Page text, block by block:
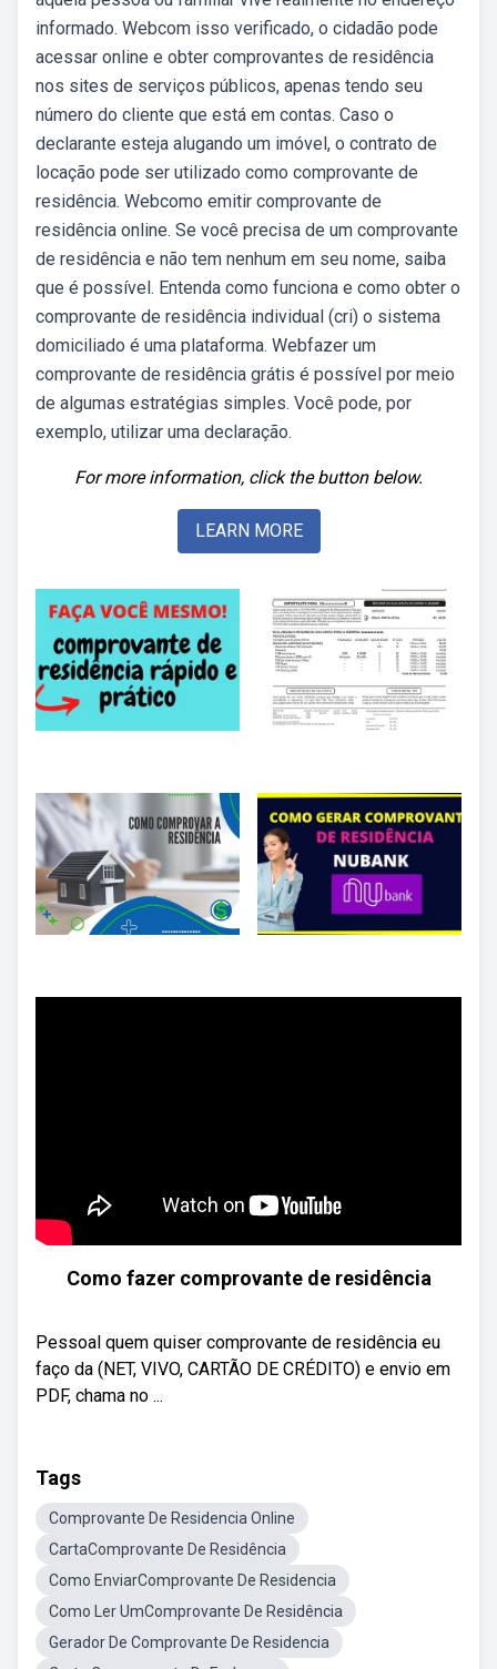
informado. Webcom isso verificado, o cidadão pode
acessar online e obter comprovantes de residência
nos sites de serviços públicos, apenas tendo seu
número do cliente que está em contas. Caso o
declarante esteja alugando um imóvel, o contrato de
locação pode ser utilizado como comprovante de
residência. Webcomo emitir comprovante de
residência online. Se você precisa de um comprovante
de residência e não tem nenhum em seu nome, saiba
que é possível. Entenda como funciona e como obter o
comprovante de residência individual (cri) o sistema
domiciliado é uma plataforma. Webfazer um
comprovante de residência grátis é possível por meio
de algumas estratégias simples. Você pode, por
exemplo, utilizar uma declaração.
For more information, click the button below.
LEARN MORE
Como fazer comprovante de residência
Pessoal quem quiser comprovante de residência eu
faço da (NET, VIVO, CARTÃO DE CRÉDITO) e envio em
PDF, chama no ...
Tags
Comprovante De Residencia Online
CartaComprovante De Residência
Como EnviarComprovante De Residencia
Como Ler UmComprovante De Residência
Gerador De Comprovante De Residencia